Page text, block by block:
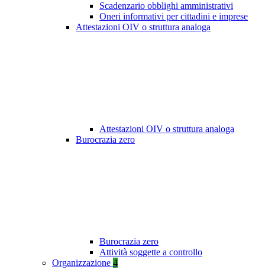
Scadenzario obblighi amministrativi
Oneri informativi per cittadini e imprese
Attestazioni OIV o struttura analoga
Attestazioni OIV o struttura analoga
Burocrazia zero
Burocrazia zero
Attività soggette a controllo
Organizzazione 4